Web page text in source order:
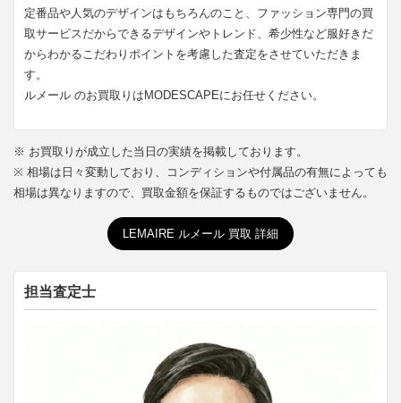
定番品や人気のデザインはもちろんのこと、ファッション専門の買
取サービスだからできるデザインやトレンド、希少性など服好きだ
からわかるこだわりポイントを考慮した査定をさせていただきま
す。
ルメール のお買取りはMODESCAPEにお任せください。
※ お買取りが成立した当日の実績を掲載しております。
※ 相場は日々変動しており、コンディションや付属品の有無によっても
相場は異なりますので、買取金額を保証するものではございません。
LEMAIRE ルメール 買取 詳細
担当査定士